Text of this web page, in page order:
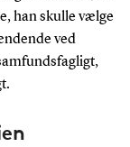
han skulle vælge
ved